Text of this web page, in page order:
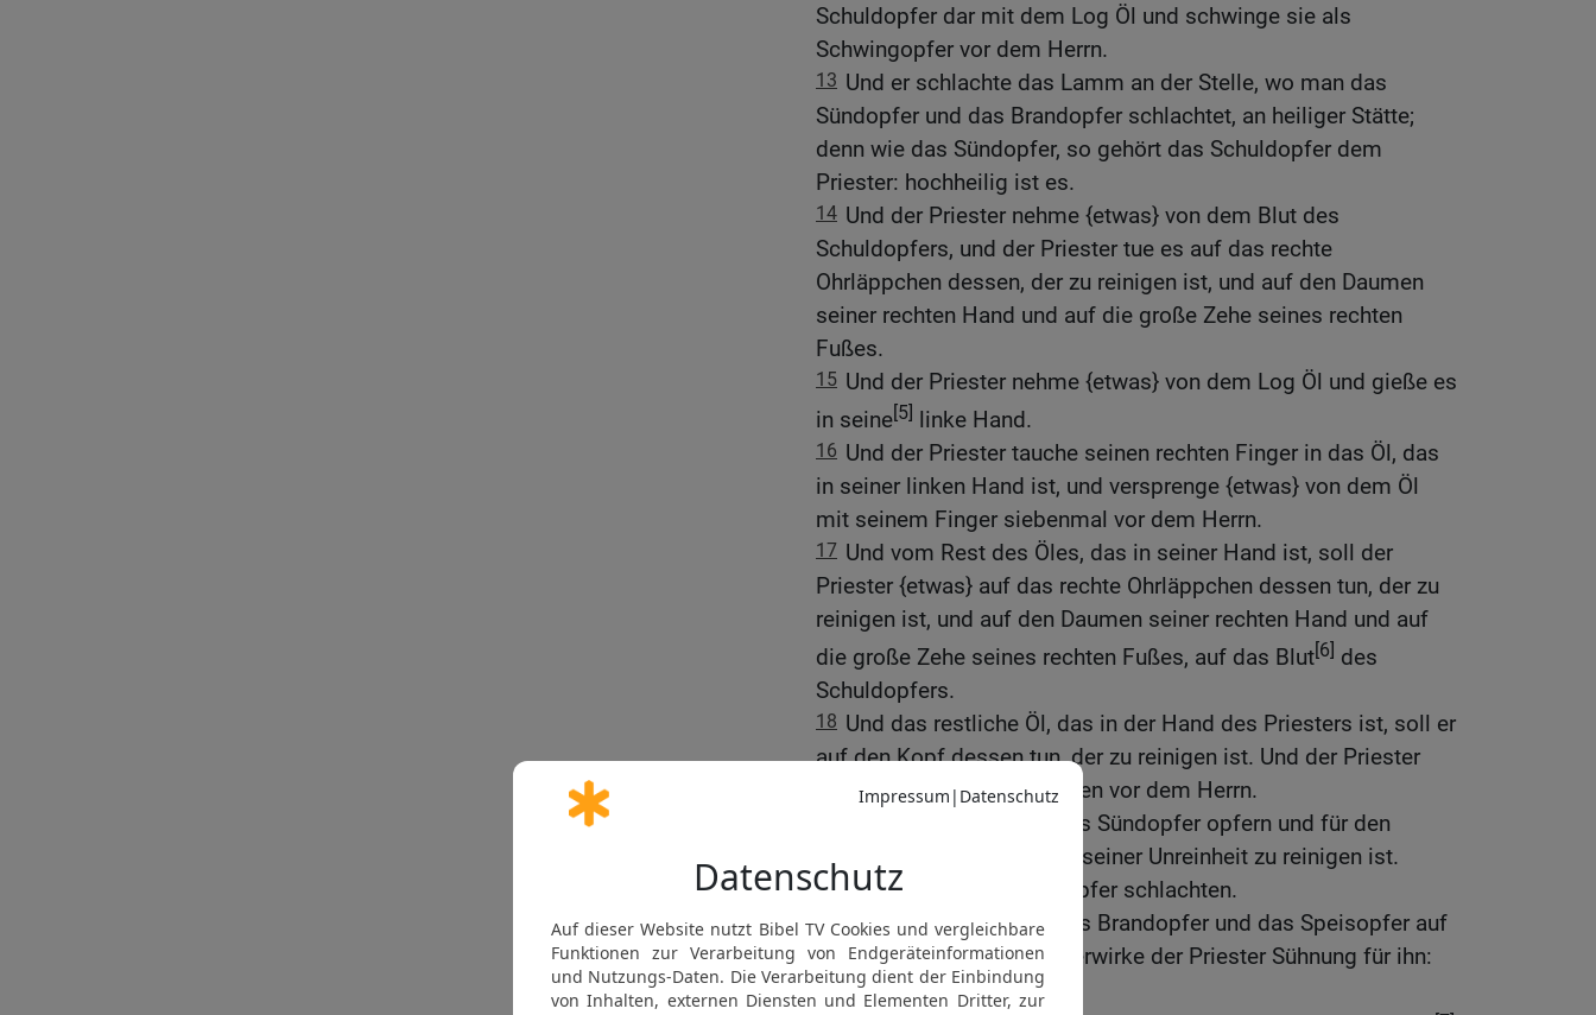
Schuldopfer dar mit dem Log Öl und schwinge sie als
Schwingopfer vor dem Herrn.
13 Und er schlachte das Lamm an der Stelle, wo man das
Sündopfer und das Brandopfer schlachtet, an heiliger Stätte;
denn wie das Sündopfer, so gehört das Schuldopfer dem
Priester: hochheilig ist es.
14 Und der Priester nehme {etwas} von dem Blut des
Schuldopfers, und der Priester tue es auf das rechte
Ohrläppchen dessen, der zu reinigen ist, und auf den Daumen
seiner rechten Hand und auf die große Zehe seines rechten
Fußes.
15 Und der Priester nehme {etwas} von dem Log Öl und gieße es
in seine[5] linke Hand.
16 Und der Priester tauche seinen rechten Finger in das Öl, das
in seiner linken Hand ist, und versprenge {etwas} von dem Öl
mit seinem Finger siebenmal vor dem Herrn.
17 Und vom Rest des Öles, das in seiner Hand ist, soll der
Priester {etwas} auf das rechte Ohrläppchen dessen tun, der zu
reinigen ist, und auf den Daumen seiner rechten Hand und auf
die große Zehe seines rechten Fußes, auf das Blut[6] des
Schuldopfers.
18 Und das restliche Öl, das in der Hand des Priesters ist, soll er
auf den Kopf dessen tun, der zu reinigen ist. Und der Priester
soll Sühnung für ihn erwirken vor dem Herrn.
Und der Priester soll das Sündopfer opfern und für den
Sühnung erwirken, der von seiner Unreinheit zu reinigen ist.
Danach soll er das Brandopfer schlachten.
20 Und der Priester soll das Brandopfer und das Speisopfer auf
dem Altar opfern. Und so erwirke der Priester Sühnung für ihn:
dann ist er rein.